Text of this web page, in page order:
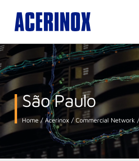
São Paulo
Home Acerinox Commercial Network